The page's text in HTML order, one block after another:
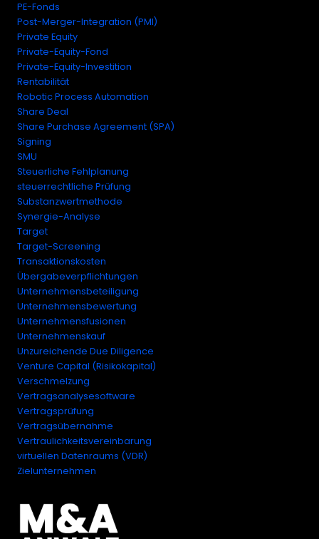
PE-Fonds
Post-Merger-Integration (PMI)
Private Equity
Private-Equity-Fond
Private-Equity-Investition
Rentabilität
Robotic Process Automation
Share Deal
Share Purchase Agreement (SPA)
Signing
SMU
Steuerliche Fehlplanung
steuerrechtliche Prüfung
Substanzwertmethode
Synergie-Analyse
Target
Target-Screening
Transaktionskosten
Übergabeverpflichtungen
Unternehmensbeteiligung
Unternehmensbewertung
Unternehmensfusionen
Unternehmenskauf
Unzureichende Due Diligence
Venture Capital (Risikokapital)
Verschmelzung
Vertragsanalysesoftware
Vertragsprüfung
Vertragsübernahme
Vertraulichkeitsvereinbarung
virtuellen Datenraums (VDR)
Zielunternehmen